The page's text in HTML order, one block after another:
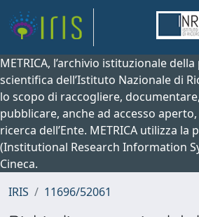
METRICA, l’archivio istituzionale
scientifica dell’Istituto Nazionale di
lo scopo di raccogliere,
pubblicare, anche ad accesso
ricerca dell’Ente. METRICA utilizza la
(Institutional Research Information
Cineca.
IRIS
11696/52061